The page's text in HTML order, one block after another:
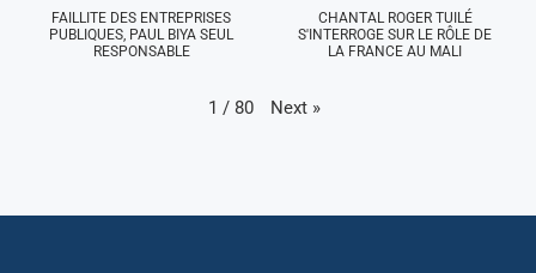
FAILLITE DES ENTREPRISES
PUBLIQUES, PAUL BIYA SEUL
RESPONSABLE
CHANTAL ROGER TUILÉ
S'INTERROGE SUR LE RÔLE DE
LA FRANCE AU MALI
1 / 80 Next »